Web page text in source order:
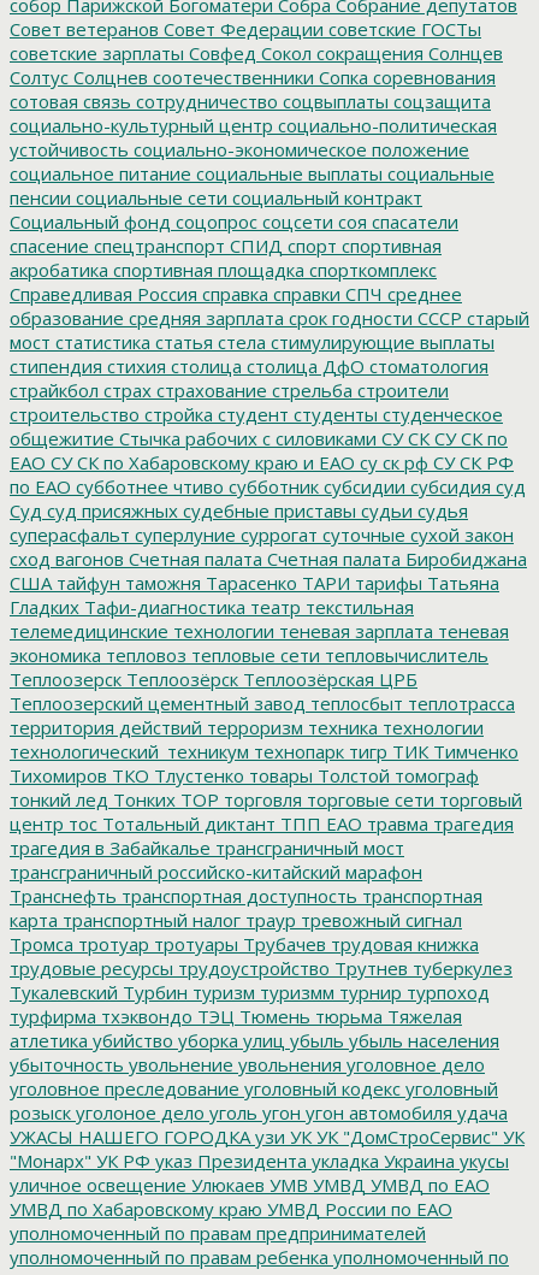
Совет ветеранов Совет Федерации советские ГОСТы
советские зарплаты Совфед Сокол сокращения Солнцев
Солтус Солцнев соотечественники Сопка соревнования
сотовая связь сотрудничество соцвыплаты соцзащита
социально-культурный центр социально-политическая
устойчивость социально-экономическое положение
социальное питание социальные выплаты социальные
пенсии социальные сети социальный контракт
Социальный фонд соцопрос соцсети соя спасатели
спасение спецтранспорт СПИД спорт спортивная
акробатика спортивная площадка спорткомплекс
Справедливая Россия справка справки СПЧ среднее
образование средняя зарплата срок годности СССР старый
мост статистика статья стела стимулирующие выплаты
стипендия стихия столица столица ДфО стоматология
страйкбол страх страхование стрельба строители
строительство стройка студент студенты студенческое
общежитие Стычка рабочих с силовиками СУ СК СУ СК по
ЕАО СУ СК по Хабаровскому краю и ЕАО су ск рф СУ СК РФ
по ЕАО субботнее чтиво субботник субсидии субсидия суд
Суд суд присяжных судебные приставы судьи судья
суперасфальт суперлуние суррогат суточные сухой закон
сход вагонов Счетная палата Счетная палата Биробиджана
США тайфун таможня Тарасенко ТАРИ тарифы Татьяна
Гладких Тафи-диагностика театр текстильная
телемедицинские технологии теневая зарплата теневая
экономика тепловоз тепловые сети тепловычислитель
Теплоозерск Теплоозёрск Теплоозёрская ЦРБ
Теплоозерский цементный завод теплосбыт теплотрасса
территория действий терроризм техника технологии
технологический_техникум технопарк тигр ТИК Тимченко
Тихомиров ТКО Тлустенко товары Толстой томограф
тонкий лед Тонких ТОР торговля торговые сети торговый
центр тос Тотальный диктант ТПП ЕАО травма трагедия
трагедия в Забайкалье трансграничный мост
трансграничный российско-китайский марафон
Транснефть транспортная доступность транспортная
карта транспортный налог траур тревожный сигнал
Тромса тротуар тротуары Трубачев трудовая книжка
трудовые ресурсы трудоустройство Трутнев туберкулез
Тукалевский Турбин туризм туризмм турнир турпоход
турфирма тхэквондо ТЭЦ Тюмень тюрьма Тяжелая
атлетика убийство уборка улиц убыль убыль населения
убыточность увольнение увольнения уголовное дело
уголовное преследование уголовный кодекс уголовный
розыск уголоное дело уголь угон угон автомобиля удача
УЖАСЫ НАШЕГО ГОРОДКА узи УК УК "ДомСтроСервис" УК
"Монарх" УК РФ указ Президента укладка Украина укусы
уличное освещение Улюкаев УМВ УМВД УМВД по ЕАО
УМВД по Хабаровскому краю УМВД России по ЕАО
уполномоченный по правам предпринимателей
уполномоченный по правам ребенка уполномоченный по